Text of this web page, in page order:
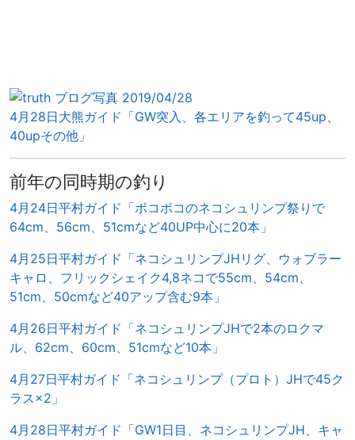
4月28日大熊ガイド「GW突入、各エリアを釣って45up、
40upその他」
前年の同時期の釣り
4月24日平村ガイド「ボコボコのネコシュリンプ祭りで
64cm、56cm、51cmなど40UP中心に20本」
4月25日平村ガイド「ネコシュリンプJHリグ、ウォブラー
キャロ、フリックシェイク4,8ネコで55cm、54cm、
51cm、50cmなど40アップ含む9本」
4月26日平村ガイド「ネコシュリンプJHで2本のロクマ
ル、62cm、60cm、51cmなど10本」
4月27日平村ガイド「ネコシュリンプ（プロト）JHで45ク
ラス×2」
4月28日平村ガイド「GW1日目、ネコシュリンプJH、キャ